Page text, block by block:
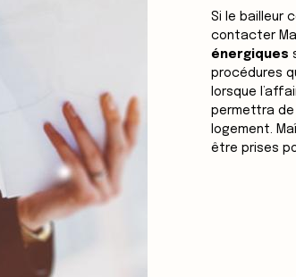
Si le bailleur
contacter
énergiques
procédures
lorsque
permettra de
logement.
être prises